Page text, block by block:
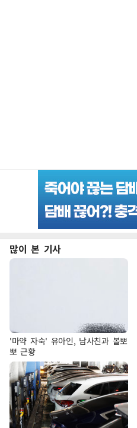
많이 본 기사
'마약 자숙' 유아인, 남사친과 볼뽀
뽀 근황